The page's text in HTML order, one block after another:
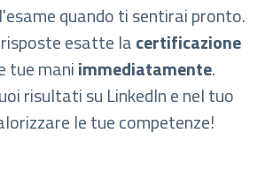
quando ti sentirai pronto.
risposte esatte lacertificazione
tue maniimmediatamente.
risultati su LinkedIn e nel tuo
le tue competenze!